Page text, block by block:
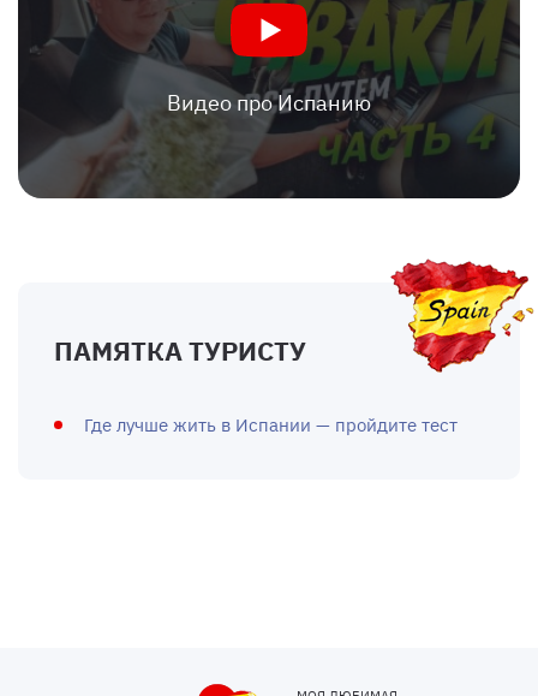
Видео про Испанию
ПАМЯТКА ТУРИСТУ
Где лучше жить в Испании — пройдите тест